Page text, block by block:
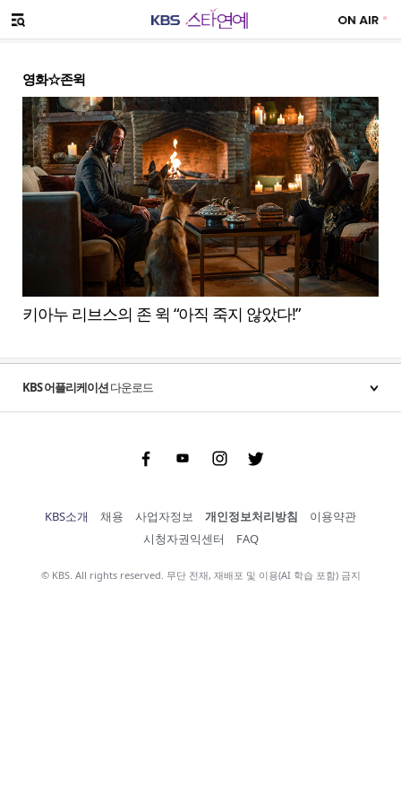
메뉴 열기
영화☆존윅
키아누 리브스의 존 윅 “아직 죽지 않았다!”
KBS 어플리케이션다운로드
FacebookYoutubeInstgram Twitter
KBS소개 채용 사업자정보 개인정보처리방침
이용약관
시청자권익센터
FAQ
© KBS. All rights reserved. 무단 전재, 재배포 및 이용(AI 학습 포함) 금지